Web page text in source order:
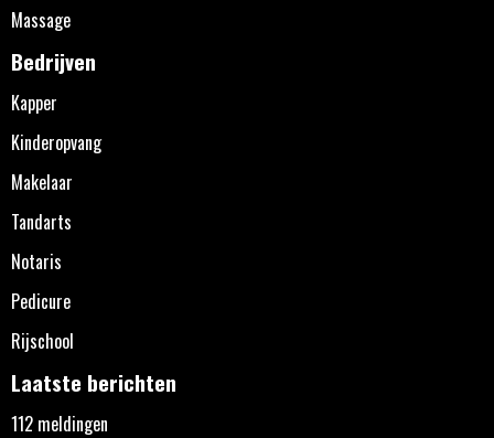
Massage
Bedrijven
Kapper
Kinderopvang
Makelaar
Tandarts
Notaris
Pedicure
Rijschool
Laatste berichten
112 meldingen